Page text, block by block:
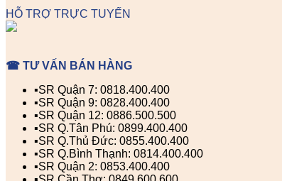
HỖ TRỢ TRỰC TUYẾN
☎ TƯ VẤN BÁN HÀNG
▪️SR Quận 7: 0818.400.400
▪️SR Quận 9: 0828.400.400
▪️SR Quận 12: 0886.500.500
▪️SR Q.Tân Phú: 0899.400.400
▪️SR Q.Thủ Đức: 0855.400.400
▪️SR Q.Bình Thạnh: 0814.400.400
▪️SR Quận 2: 0853.400.400